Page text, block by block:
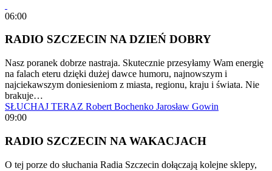
06:00
RADIO SZCZECIN NA DZIEŃ DOBRY
Nasz poranek dobrze nastraja. Skutecznie przesyłamy Wam energię
na falach eteru dzięki dużej dawce humoru, najnowszym i
najciekawszym doniesieniom z miasta, regionu, kraju i świata. Nie
brakuje…
SŁUCHAJ TERAZ Robert Bochenko Jarosław Gowin
09:00
RADIO SZCZECIN NA WAKACJACH
O tej porze do słuchania Radia Szczecin dołączają kolejne sklepy,